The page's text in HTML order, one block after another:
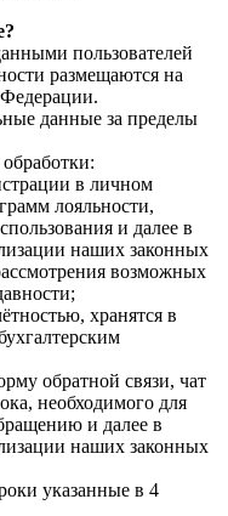
пользователей
размещаются на
данные за пределы
в личном
лояльности,
и далее в
наших законных
возможных
хранятся в
обратной связи, чат
необходимого для
и далее в
наших законных
указанные в 4